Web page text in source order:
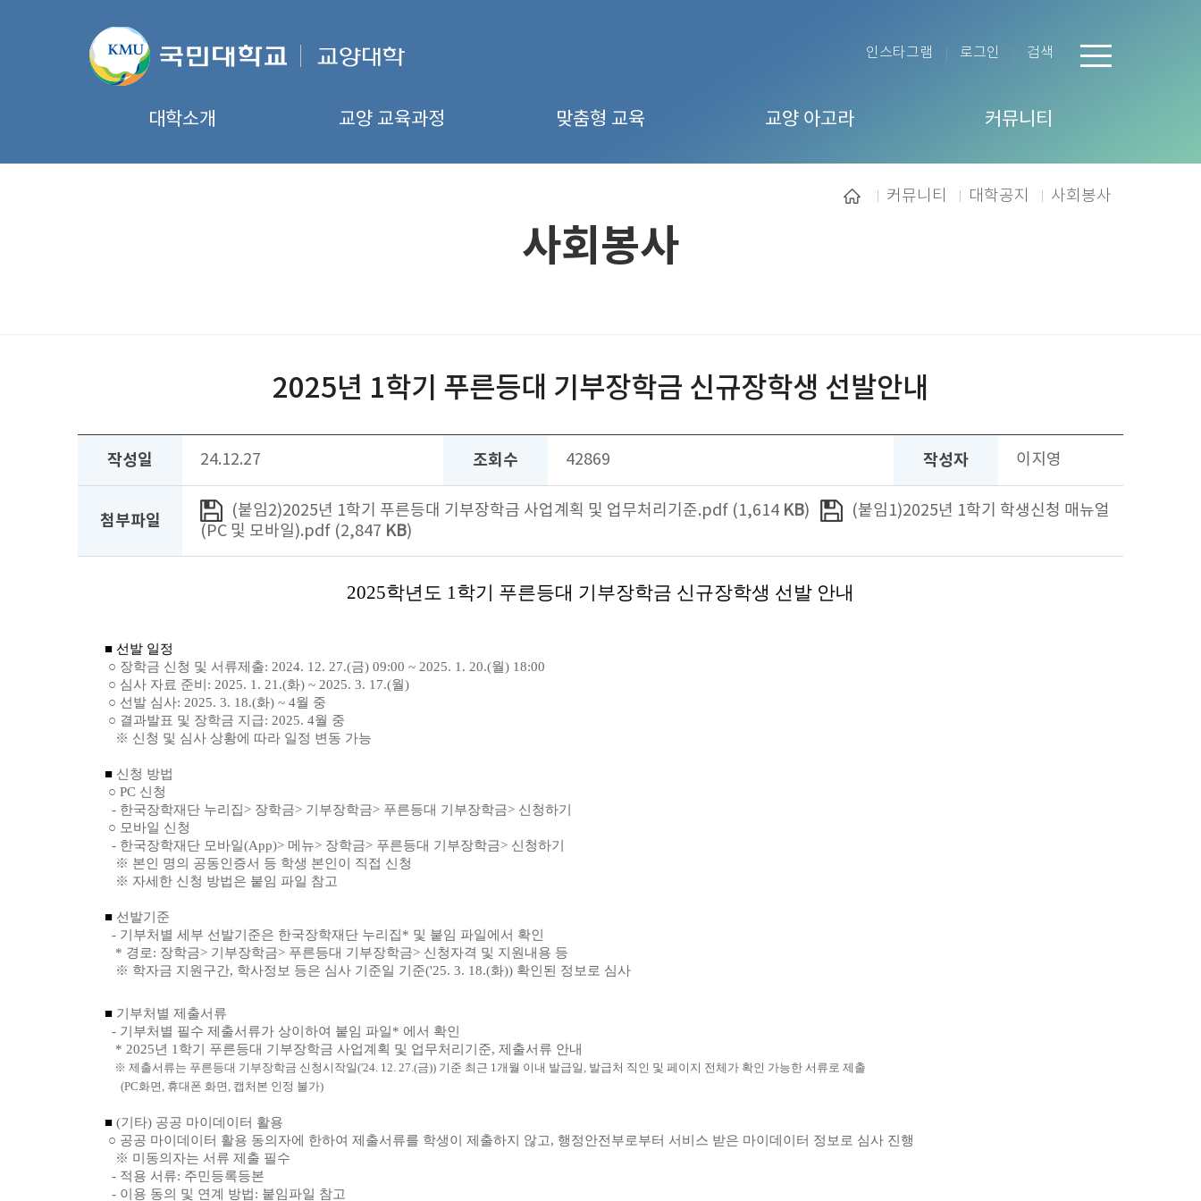
인스타그램 로그인 검색
대학소개 교양 교육과정 맞춤형 교육 교양 아고라 커뮤니티
커뮤니티 대학공지 사회봉사
사회봉사
2025년 1학기 푸른등대 기부장학금 신규장학생 선발안내
작성일 24.12.27 조회수 42869 작성자 이지영
첨부파일
(붙임2)2025년 1학기 푸른등대 기부장학금 사업계획 및 업무처리기준.pdf (1,614 KB)
(붙임1)2025년 1학기 학생신청 매뉴얼
(PC 및 모바일).pdf (2,847 KB)
2025학년도 1학기 푸른등대 기부장학금 신규장학생 선발 안내
■ 선발 일정
○ 장학금 신청 및 서류제출: 2024. 12. 27.(금) 09:00 ~ 2025. 1. 20.(월) 18:00
○ 심사 자료 준비: 2025. 1. 21.(화) ~ 2025. 3. 17.(월)
○ 선발 심사: 2025. 3. 18.(화) ~ 4월 중
○ 결과발표 및 장학금 지급: 2025. 4월 중
※ 신청 및 심사 상황에 따라 일정 변동 가능
■ 신청 방법
○ PC 신청
- 한국장학재단 누리집> 장학금> 기부장학금> 푸른등대 기부장학금> 신청하기
○ 모바일 신청
- 한국장학재단 모바일(App)> 메뉴> 장학금> 푸른등대 기부장학금> 신청하기
※ 본인 명의 공동인증서 등 학생 본인이 직접 신청
※ 자세한 신청 방법은 붙임 파일 참고
■ 선발기준
- 기부처별 세부 선발기준은 한국장학재단 누리집* 및 붙임 파일에서 확인
* 경로: 장학금> 기부장학금> 푸른등대 기부장학금> 신청자격 및 지원내용 등
※ 학자금 지원구간, 학사정보 등은 심사 기준일 기준('25. 3. 18.(화)) 확인된 정보로 심사
■ 기부처별 제출서류
- 기부처별 필수 제출서류가 상이하여 붙임 파일* 에서 확인
* 2025년 1학기 푸른등대 기부장학금 사업계획 및 업무처리기준, 제출서류 안내
※ 제출서류는 푸른등대 기부장학금 신청시작일('24. 12. 27.(금)) 기준 최근 1개월 이내 발급일, 발급처 직인 및 페이지 전체가 확인 가능한 서류로 제출
(PC화면, 휴대폰 화면, 캡처본 인정 불가)
■ (기타) 공공 마이데이터 활용
○ 공공 마이데이터 활용 동의자에 한하여 제출서류를 학생이 제출하지 않고, 행정안전부로부터 서비스 받은 마이데이터 정보로 심사 진행
※ 미동의자는 서류 제출 필수
- 적용 서류: 주민등록등본
- 이용 동의 및 연계 방법: 붙임파일 참고